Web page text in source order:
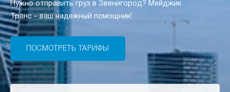
Нужно отправить груз в Звенигород? Мейджик
Транс – ваш надежный помощник!
ПОСМОТРЕТЬ ТАРИФЫ